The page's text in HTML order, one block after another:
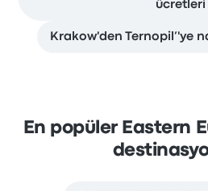
ücretleri
Krakow'den Ternopil’'ye
En popüler Eastern